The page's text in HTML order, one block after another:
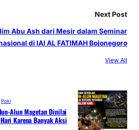
Next Post
Abu Ash dari Mesir dalam Seminar
di IAI AL FATIMAH Bojonegoro
View All
Polri
Alun Magetan Dinilai
Karena Banyak Aksi